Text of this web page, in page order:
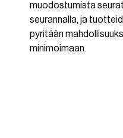
muodostumista
seurannalla, ja
pyritään
minimoimaan.